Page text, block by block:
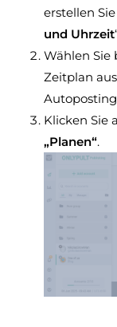
erstellen
und Uhrzeit
Wählen Sie
Zeitplan
Klicken Sie
„Planen“.